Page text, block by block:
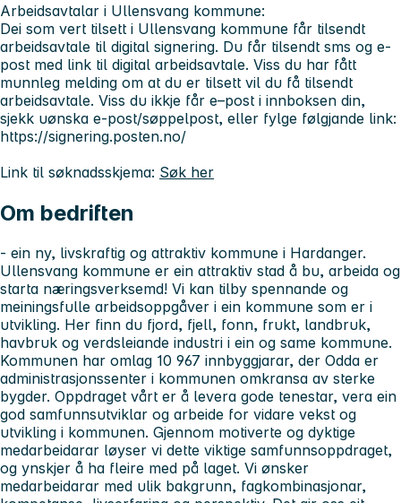
Arbeidsavtalar i Ullensvang kommune:
Dei som vert tilsett i Ullensvang kommune får tilsendt
arbeidsavtale til digital signering. Du får tilsendt sms og e-
post med link til digital arbeidsavtale. Viss du har fått
munnleg melding om at du er tilsett vil du få tilsendt
arbeidsavtale. Viss du ikkje får e–post i innboksen din,
sjekk uønska e-post/søppelpost, eller fylge følgjande link:
https://signering.posten.no/
Link til søknadsskjema: Søk her
Om bedriften
- ein ny, livskraftig og attraktiv kommune i Hardanger.
Ullensvang kommune er ein attraktiv stad å bu, arbeida og
starta næringsverksemd! Vi kan tilby spennande og
meiningsfulle arbeidsoppgåver i ein kommune som er i
utvikling. Her finn du fjord, fjell, fonn, frukt, landbruk,
havbruk og verdsleiande industri i ein og same kommune.
Kommunen har omlag 10 967 innbyggjarar, der Odda er
administrasjonssenter i kommunen omkransa av sterke
bygder. Oppdraget vårt er å levera gode tenestar, vera ein
god samfunnsutviklar og arbeide for vidare vekst og
utvikling i kommunen. Gjennom motiverte og dyktige
medarbeidarar løyser vi dette viktige samfunnsoppdraget,
og ynskjer å ha fleire med på laget. Vi ønsker
medarbeidarar med ulik bakgrunn, fagkombinasjonar,